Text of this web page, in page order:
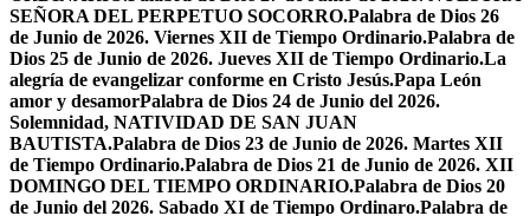
SEÑORA DEL PERPETUO SOCORRO.Palabra de Dios 26
de Junio de 2026. Viernes XII de Tiempo Ordinario.Palabra de
Dios 25 de Junio de 2026. Jueves XII de Tiempo Ordinario.La
alegría de evangelizar conforme en Cristo Jesús.Papa León
amor y desamorPalabra de Dios 24 de Junio del 2026.
Solemnidad, NATIVIDAD DE SAN JUAN
BAUTISTA.Palabra de Dios 23 de Junio de 2026. Martes XII
de Tiempo Ordinario.Palabra de Dios 21 de Junio de 2026. XII
DOMINGO DEL TIEMPO ORDINARIO.Palabra de Dios 20
de Junio del 2026. Sabado XI de Tiempo Ordinaro.Palabra de